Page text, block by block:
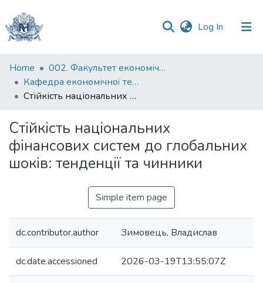
Log In (current)
Communities
&
Collections
Statistics
Home
002. Факультет економічних наук
Кафедра економічної теорії
Стійкість національних фінансових систем до глобальних шоків: тенденції та чинники
Стійкість національних
фінансових систем до глобальних
шоків: тенденції та чинники
Simple item page
dc.contributor.author Зимовець, Владислав
dc.date.accessioned 2026-03-19T13:55:07Z